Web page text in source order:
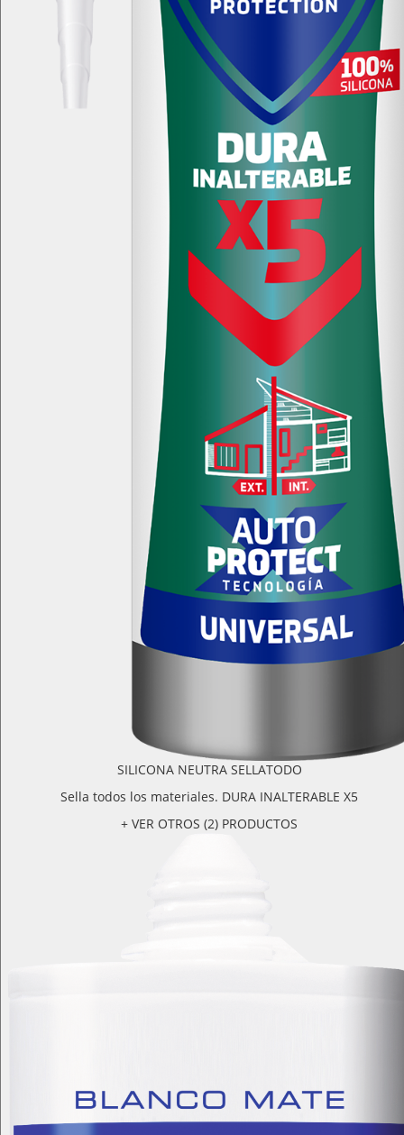
SILICONA NEUTRA SELLATODO
Sella todos los materiales. DURA INALTERABLE X5
+ VER OTROS (2) PRODUCTOS